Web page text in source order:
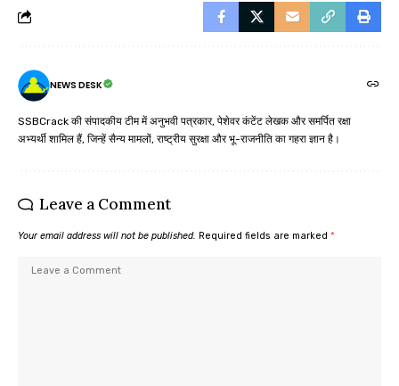
NEWS DESK
SSBCrack की संपादकीय टीम में अनुभवी पत्रकार, पेशेवर कंटेंट लेखक और समर्पित रक्षा
अभ्यर्थी शामिल हैं, जिन्हें सैन्य मामलों, राष्ट्रीय सुरक्षा और भू-राजनीति का गहरा ज्ञान है।
Leave a Comment
Your email address will not be published. Required fields are marked *